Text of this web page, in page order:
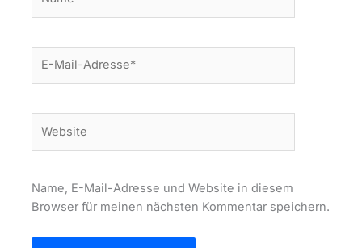
Mail-
Name, E-Mail-Adresse und Website in diesem
Browser für meinen nächsten Kommentar speichern.